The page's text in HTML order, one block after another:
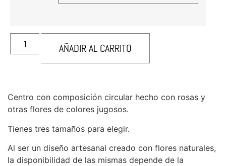
AÑADIR AL CARRITO
­Centro con composición circular hecho con rosas y
otras flores de colores jugosos.
Tienes tres tamaños para elegir.
Al ser un diseño artesanal creado con flores naturales,
la disponibilidad de las mismas depende de la